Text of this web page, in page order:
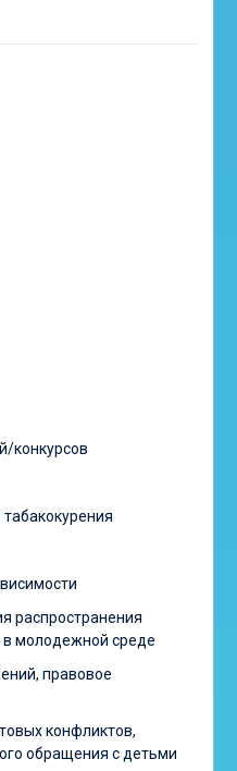
конкурсов
распространения
в молодежной среде
правовое
конфликтов,
обращения с детьми